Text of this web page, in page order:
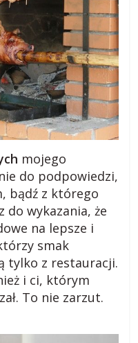
mojego
do podpowiedzi,
bądź z którego
wykazania, że
na lepsze i
smak
tylko z restauracji.
i ci, którym
To nie zarzut.